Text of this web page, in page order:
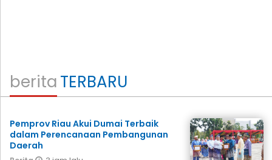
beritaTERBARU
Pemprov Riau Akui Dumai Terbaik
dalam Perencanaan Pembangunan
Daerah